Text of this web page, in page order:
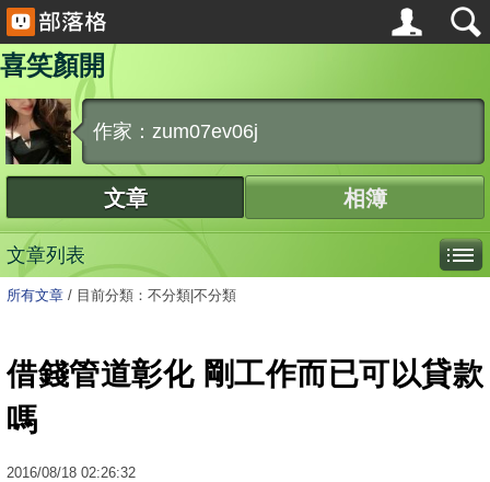
喜笑顏開
作家：zum07ev06j
文章 相簿
文章列表
所有文章 / 目前分類：不分類|不分類
借錢管道彰化 剛工作而已可以貸款
嗎
2016/08/18 02:26:32